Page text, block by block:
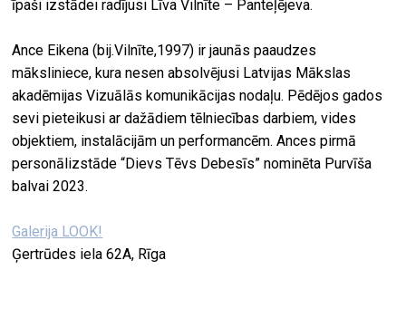
īpaši izstādei radījusi Līva Vilnīte – Panteļējeva.
Ance Eikena (bij.Vilnīte,1997) ir jaunās paaudzes
māksliniece, kura nesen absolvējusi Latvijas Mākslas
akadēmijas Vizuālās komunikācijas nodaļu. Pēdējos gados
sevi pieteikusi ar dažādiem tēlniecības darbiem, vides
objektiem, instalācijām un performancēm. Ances pirmā
personālizstāde “Dievs Tēvs Debesīs” nominēta Purvīša
balvai 2023.
Galerija LOOK!
Ģertrūdes iela 62A, Rīga